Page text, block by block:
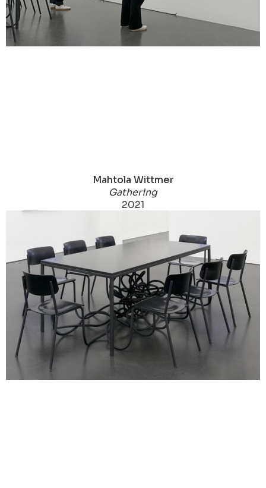
Mahtola Wittmer
Gathering
2021